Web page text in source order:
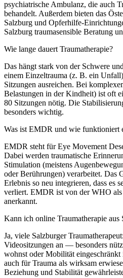
psychiatrische Ambulanz, die auch
behandelt. Außerdem bieten das
Salzburg und Opferhilfe-
Salzburg traumasensible Beratung
Wie lange dauert Traumatherapie?
Das hängt stark von der Schwere
einem Einzeltrauma (z. B. ein
Sitzungen ausreichen. Bei
Belastungen in der Kindheit) ist oft
80 Sitzungen nötig. Die
besonders wichtig.
Was ist EMDR und wie funktioniert
EMDR steht für Eye Movement
Dabei werden traumatische
Stimulation (meistens
oder Berührungen) verarbeitet. Das
Erlebnis so neu integrieren, dass es
verliert. EMDR ist von der WHO
anerkannt.
Kann ich online Traumatherapie aus
Ja, viele Salzburger
Videositzungen an — besonders
wohnst oder Mobilität
auch für Trauma als wirksam
Beziehung und Stabilität